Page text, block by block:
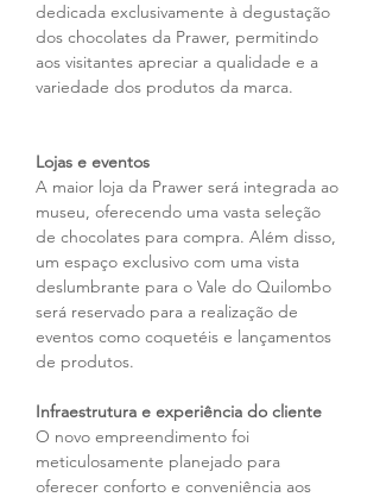
dedicada exclusivamente à degustação
dos chocolates da Prawer, permitindo
aos visitantes apreciar a qualidade e a
variedade dos produtos da marca.
Lojas e eventos
A maior loja da Prawer será integrada ao
museu, oferecendo uma vasta seleção
de chocolates para compra. Além disso,
um espaço exclusivo com uma vista
deslumbrante para o Vale do Quilombo
será reservado para a realização de
eventos como coquetéis e lançamentos
de produtos.
Infraestrutura e experiência do cliente
O novo empreendimento foi
meticulosamente planejado para
oferecer conforto e conveniência aos